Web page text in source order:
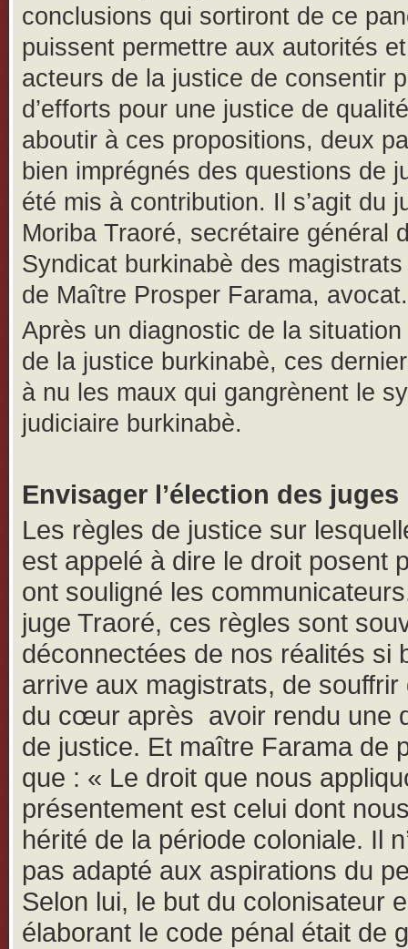
conclusions qui sortiront de ce
puissent permettre aux autorités
acteurs de la justice de consentir
d’efforts pour une justice de
aboutir à ces propositions, deux
bien imprégnés des questions de
été mis à contribution. Il s’agit du
Moriba Traoré, secrétaire général
Syndicat burkinabè des
de Maître Prosper Farama, avocat.
Après un diagnostic de la
de la justice burkinabè, ces
à nu les maux qui gangrènent le
judiciaire burkinabè.
Envisager l’élection des juges
Les règles de justice sur
est appelé à dire le droit posent
ont souligné les
juge Traoré, ces règles sont
déconnectées de nos réalités si
arrive aux magistrats, de souffrir
du cœur après avoir rendu une
de justice. Et maître Farama de
que : « Le droit que nous
présentement est celui dont
hérité de la période coloniale. Il
pas adapté aux aspirations du
Selon lui, le but du colonisateur
élaborant le code pénal était de